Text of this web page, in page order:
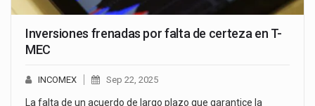
Inversiones frenadas por falta de certeza en T-
MEC
INCOMEX Sep 22, 2025
La falta de un acuerdo de largo plazo que garantice la